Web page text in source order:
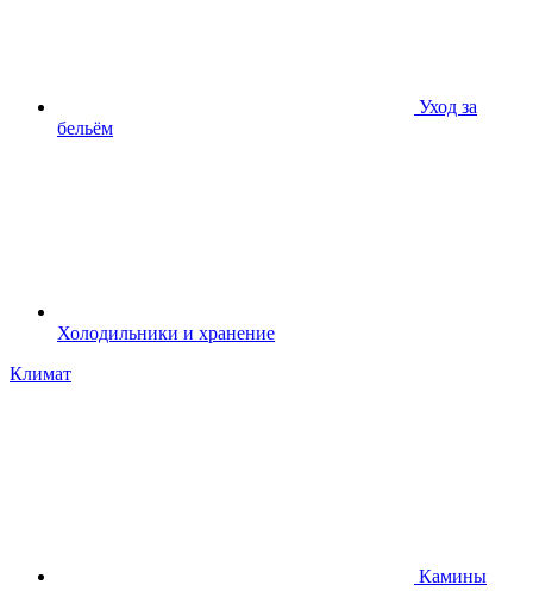
Уход за
бельём
Холодильники и хранение
Климат
Камины